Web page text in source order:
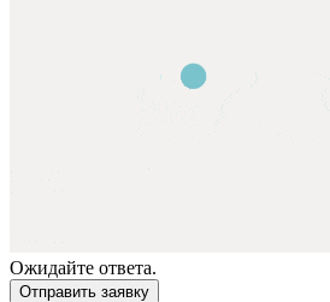
Ожидайте ответа.
Отправить заявку